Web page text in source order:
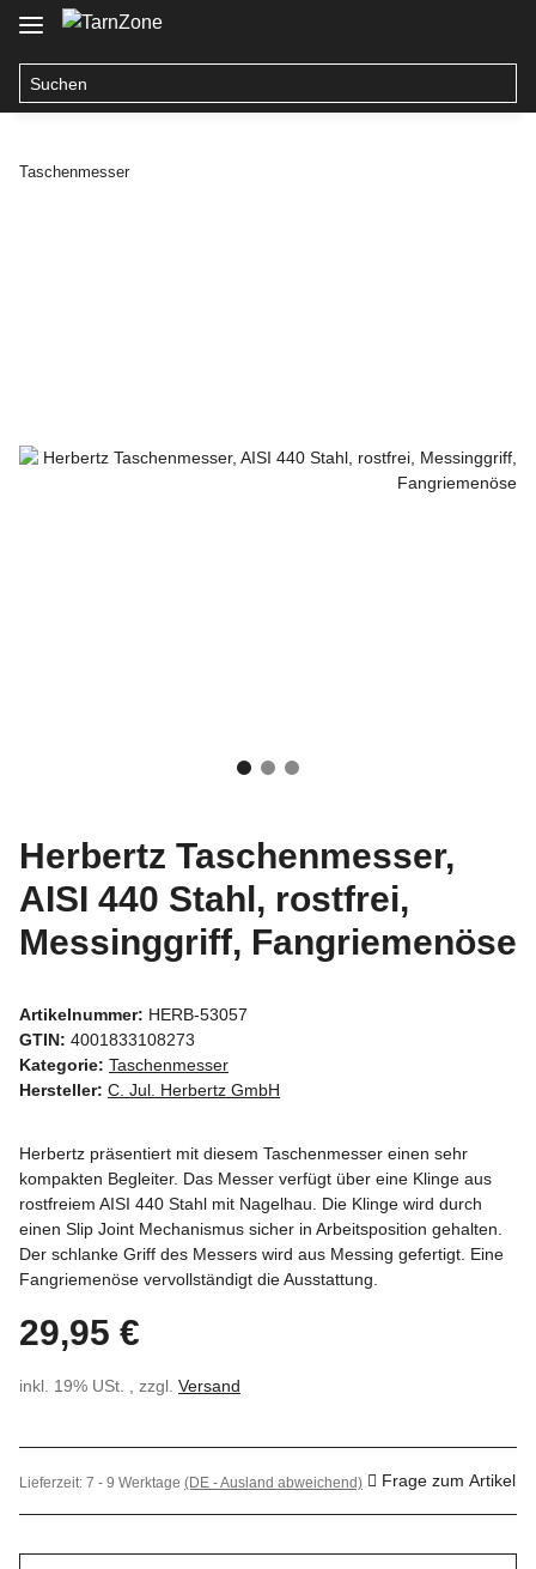
Taschenmesser
Herbertz Taschenmesser,
AISI 440 Stahl, rostfrei,
Messinggriff, Fangriemenöse
Artikelnummer: HERB-53057
GTIN: 4001833108273
Kategorie: Taschenmesser
Hersteller: C. Jul. Herbertz GmbH
Herbertz präsentiert mit diesem Taschenmesser einen sehr
kompakten Begleiter. Das Messer verfügt über eine Klinge aus
rostfreiem AISI 440 Stahl mit Nagelhau. Die Klinge wird durch
einen Slip Joint Mechanismus sicher in Arbeitsposition gehalten.
Der schlanke Griff des Messers wird aus Messing gefertigt. Eine
Fangriemenöse vervollständigt die Ausstattung.
29,95 €
inkl. 19% USt. , zzgl. Versand
Lieferzeit: 7 - 9 Werktage (DE - Ausland abweichend) Frage zum Artikel